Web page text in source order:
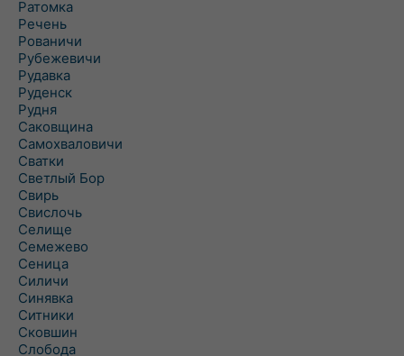
Ратомка
Речень
Рованичи
Рубежевичи
Рудавка
Руденск
Рудня
Саковщина
Самохваловичи
Сватки
Светлый Бор
Свирь
Свислочь
Селище
Семежево
Сеница
Силичи
Синявка
Ситники
Сковшин
Слобода